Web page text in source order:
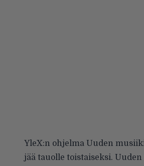
YleX:n ohjelma Uuden
jää tauolle toistaiseksi.